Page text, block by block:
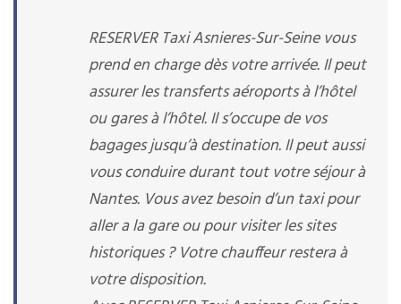
RESERVER Taxi Asnieres-Sur-Seine vous
prend en charge dès votre arrivée. Il peut
assurer les transferts aéroports à l’hôtel
ou gares à l’hôtel. Il s’occupe de vos
bagages jusqu’à destination. Il peut aussi
vous conduire durant tout votre séjour à
Nantes. Vous avez besoin d’un taxi pour
aller a la gare ou pour visiter les sites
historiques ? Votre chauffeur restera à
votre disposition.